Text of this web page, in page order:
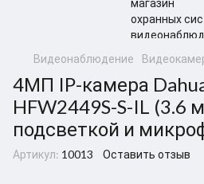
Видеонаблюдение
4МП IP-камера
HFW2449S-S-IL (3.6
подсветкой и
Артикул: 10013 Оставить отзыв